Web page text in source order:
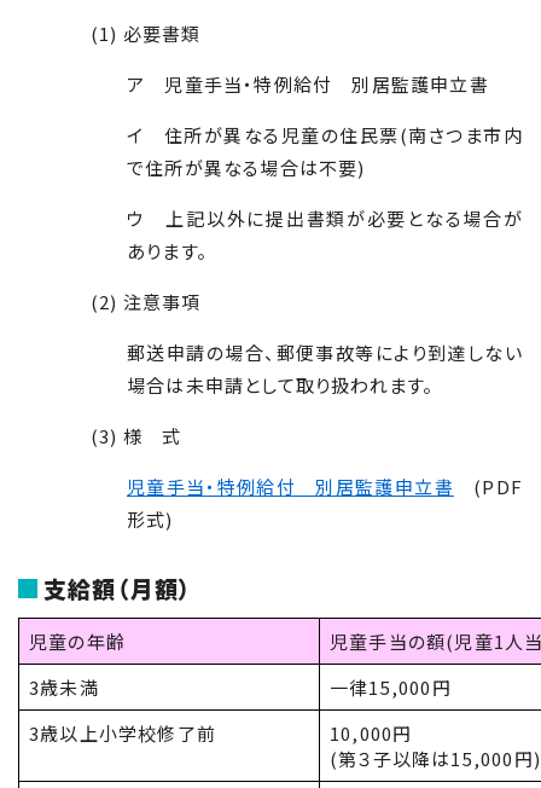
(1) 必要書類
ア 児童手当・特例給付 別居監護申立書
イ 住所が異なる児童の住民票(南さつま市内
で住所が異なる場合は不要)
ウ 上記以外に提出書類が必要となる場合が
あります。
(2) 注意事項
郵送申請の場合、郵便事故等により到達しない
場合は未申請として取り扱われます。
(3) 様 式
児童手当・特例給付 別居監護申立書 (PDF
形式)
支給額（月額）
児童の年齢
児童手当の額(児童1人
3歳未満
一律15,000円
3歳以上小学校修了前
10,000円
(第３子以降は15,000円)